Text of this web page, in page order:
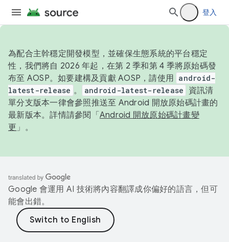
登入
為配合主幹穩定開發模型，並確保生態系統的平台穩定
性，我們將自 2026 年起，在第 2 季和第 4 季將原始碼發
布至 AOSP。如要建構及貢獻 AOSP，請使用 android-
latest-release 。 android-latest-release
資訊清
單分支版本一律會參照推送至 Android 開放原始碼計畫的
最新版本。詳情請參閱「 Android 開放原始碼計畫變
更 」。
Google 會運用 AI 技術將內容翻譯成你偏好的語言，但可
能會出錯。